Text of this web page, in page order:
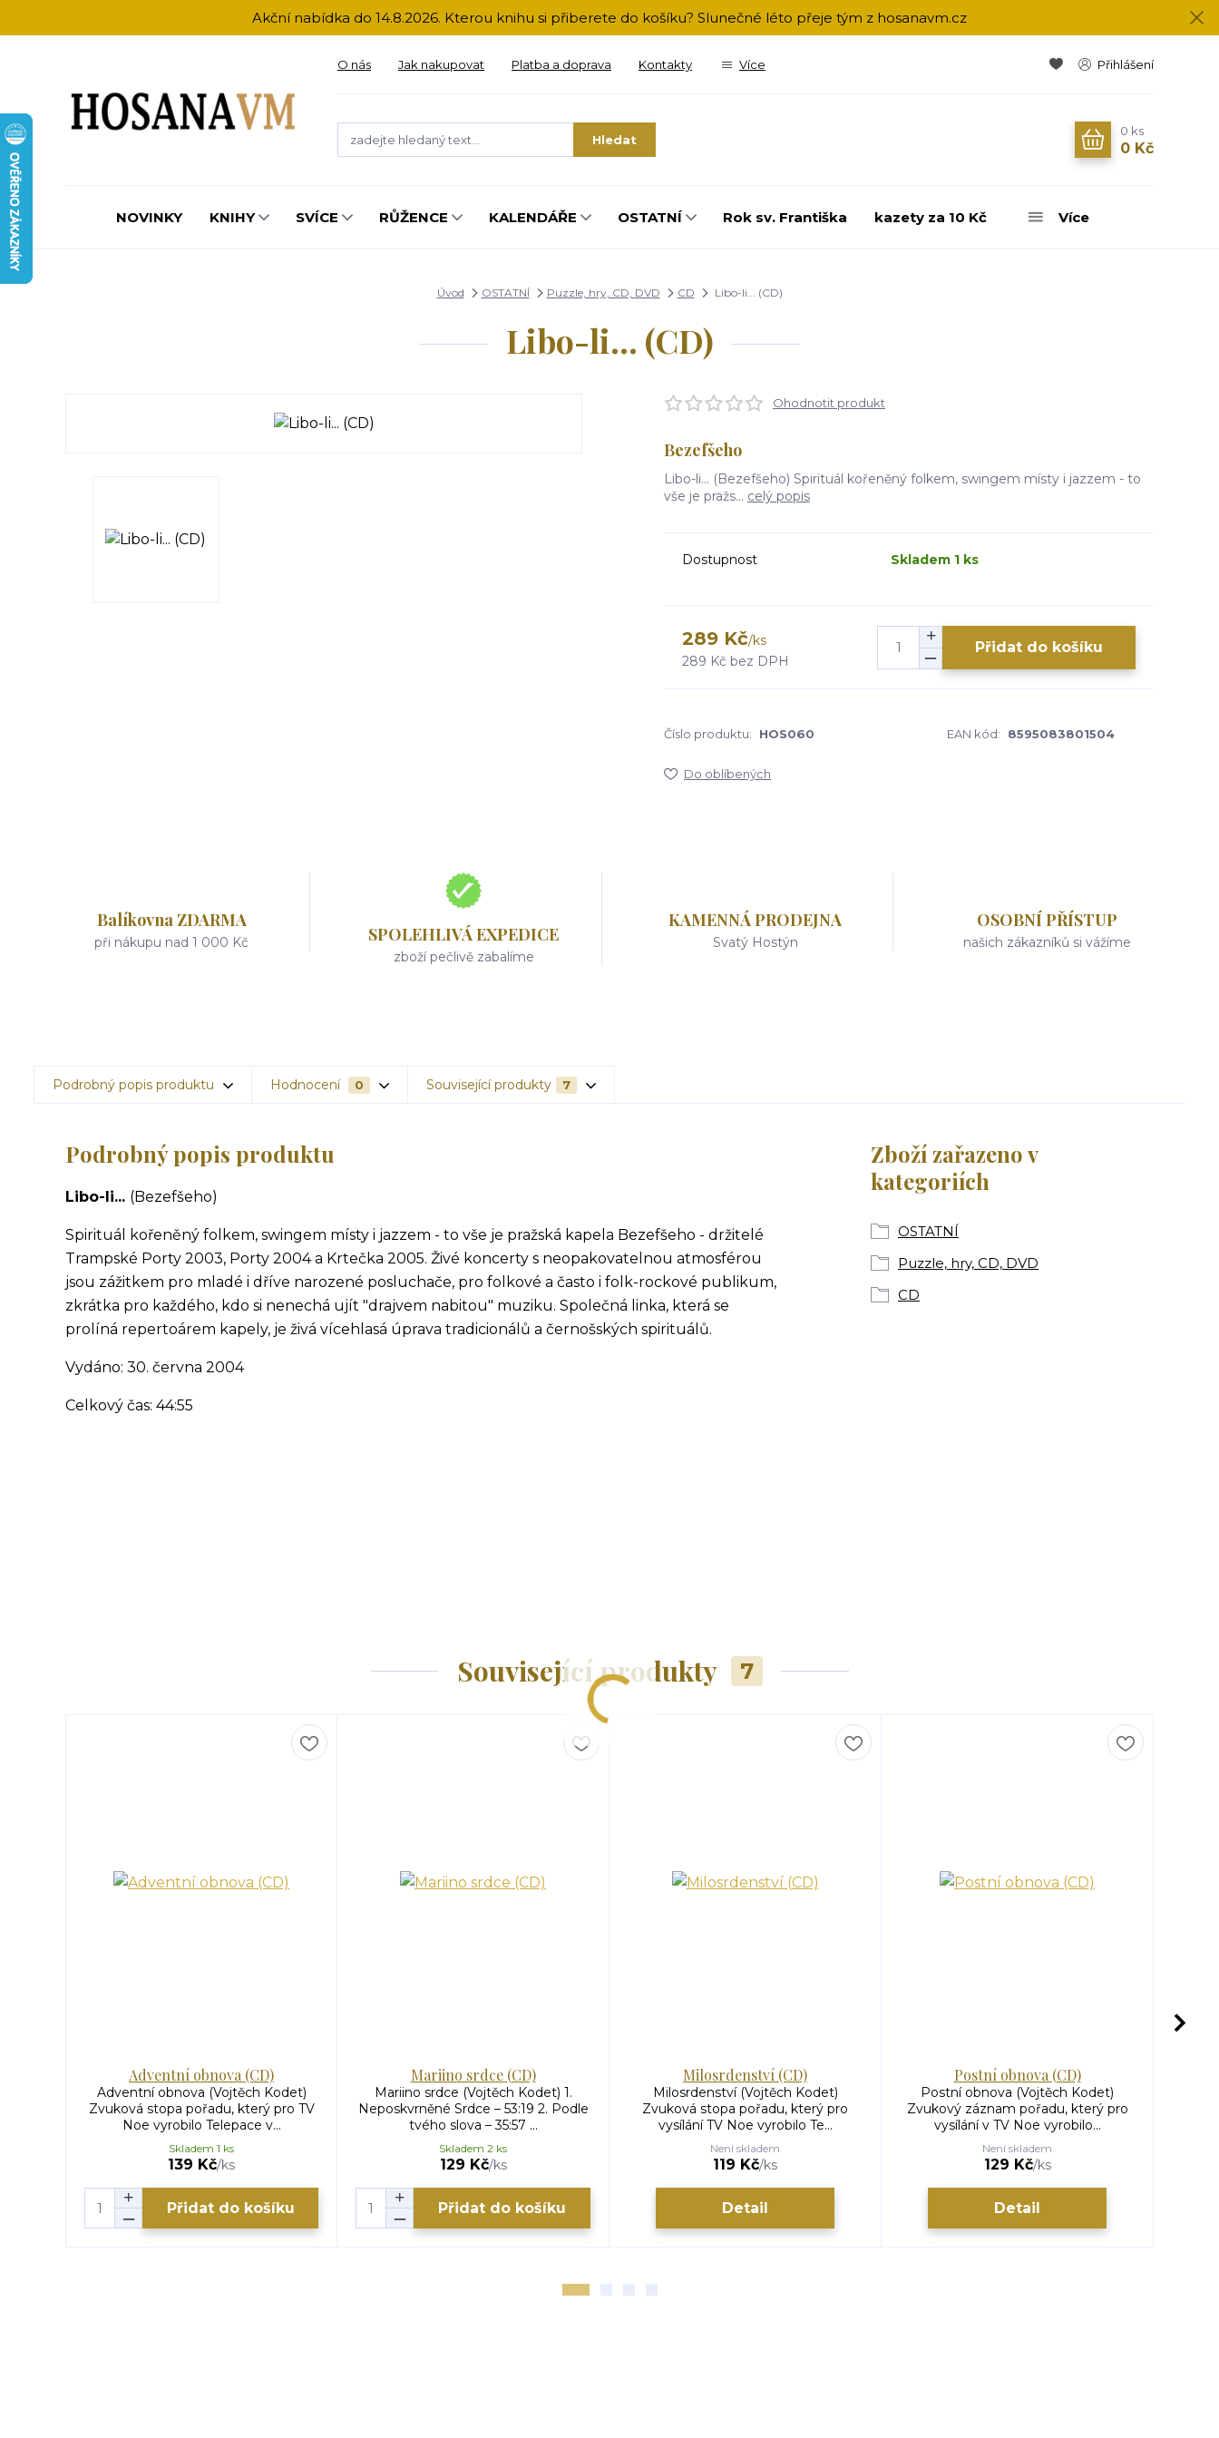
Akční nabídka do 14.8.2026. Kterou knihu si přiberete do košíku? Slunečné léto přeje tým z hosanavm.cz
O nás Jak nakupovat Platba a doprava Kontakty Více Přihlášení
Hledat
0 ks
0 Kč
NOVINKY KNIHY SVÍCE RŮŽENCE KALENDÁŘE OSTATNÍ Rok sv. Františka kazety za 10 Kč Více
Úvod OSTATNÍ Puzzle, hry, CD, DVD CD Libo-li... (CD)
Libo-li... (CD)
Ohodnotit produkt
Bezefšeho
Libo-li... (Bezefšeho) Spirituál kořeněný folkem, swingem místy i jazzem - to
vše je pražs... celý popis
Dostupnost Skladem 1 ks
289 Kč/ks
289 Kč bez DPH
Přidat do košíku
Číslo produktu: HOS060 EAN kód: 8595083801504
Do oblíbených
Balíkovna ZDARMA
při nákupu nad 1 000 Kč SPOLEHLIVÁ EXPEDICE
zboží pečlivě zabalíme
KAMENNÁ PRODEJNA
Svatý Hostýn
OSOBNÍ PŘÍSTUP
našich zákazníků si vážíme
Podrobný popis produktu Hodnocení 0 Související produkty 7
Podrobný popis produktu
Libo-li... (Bezefšeho)
Spirituál kořeněný folkem, swingem místy i jazzem - to vše je pražská kapela Bezefšeho - držitelé
Trampské Porty 2003, Porty 2004 a Krtečka 2005. Živé koncerty s neopakovatelnou atmosférou
jsou zážitkem pro mladé i dříve narozené posluchače, pro folkové a často i folk-rockové publikum,
zkrátka pro každého, kdo si nenechá ujít "drajvem nabitou" muziku. Společná linka, která se
prolíná repertoárem kapely, je živá vícehlasá úprava tradicionálů a černošských spirituálů.
Vydáno: 30. června 2004
Celkový čas: 44:55
Zboží zařazeno v
kategoriích
OSTATNÍ
Puzzle, hry, CD, DVD
CD
Související produkty 7
Adventní obnova (CD)
Adventní obnova (Vojtěch Kodet)
Zvuková stopa pořadu, který pro TV
Noe vyrobilo Telepace v...
139 Kč/ks
Skladem 1 ks
Přidat do košíku
Mariino srdce (CD)
Mariino srdce (Vojtěch Kodet) 1.
Neposkvrněné Srdce – 53:19 2. Podle
tvého slova – 35:57 ...
129 Kč/ks
Skladem 2 ks
Přidat do košíku
Milosrdenství (CD)
Milosrdenství (Vojtěch Kodet)
Zvuková stopa pořadu, který pro
vysílání TV Noe vyrobilo Te...
119 Kč/ks
Není skladem
Detail
Postní obnova (CD)
Postní obnova (Vojtěch Kodet)
Zvukový záznam pořadu, který pro
vysílání v TV Noe vyrobilo...
129 Kč/ks
Není skladem
Detail